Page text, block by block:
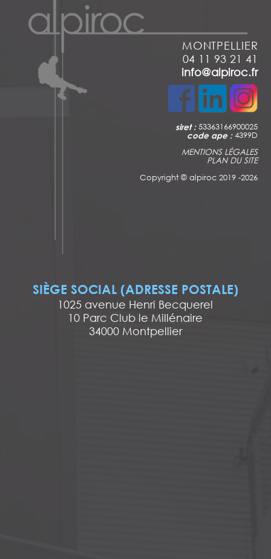
MONTPELLIER
04 11 93 21 41
info@alpiroc.fr
siret :53363166900025
code ape :4399D
MENTIONS LÉGALES
PLAN DU SITE
Copyright ©alpiroc 2019 -2026
SIÈGE SOCIAL (ADRESSE POSTALE)
1025 avenue Henri Becquerel
10 Parc Club le Millénaire
34000 Montpellier